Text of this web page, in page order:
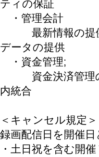
ティの保証
・管理会計
最新情報の提供
データの提供
・資金管理;
資金決済管理の
内統合
＜キャンセル規定＞
録画配信日を開催
・土日祝を含む開